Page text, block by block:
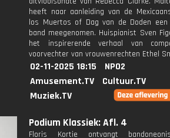
heeft naar aanleiding van de
los Muertos of Dag van de Doden een
band meegenomen. Huispianist Sven
het inspirerende verhaal van
voorvechter van vrouwenrechten Ethel
02-11-2025 18:15
NPO2
Amusement.TV
Cultuur.TV
Muziek.TV
Podium Klassiek: Afl. 4
Floris Kortie ontvangt